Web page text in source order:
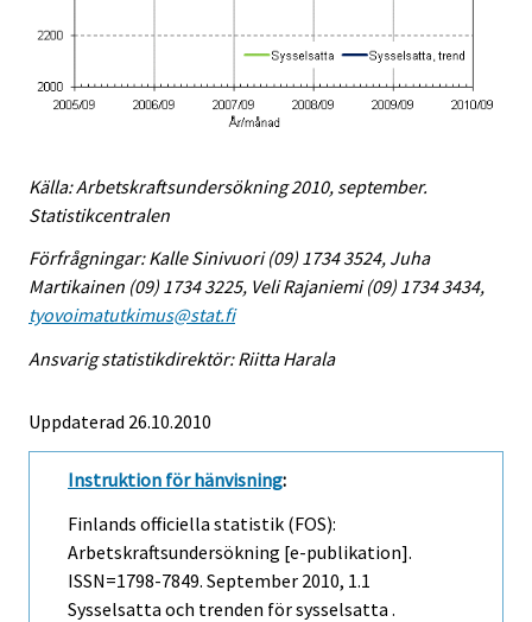
Källa: Arbetskraftsundersökning 2010, september.
Statistikcentralen
Förfrågningar: Kalle Sinivuori (09) 1734 3524, Juha
Martikainen (09) 1734 3225, Veli Rajaniemi (09) 1734 3434,
tyovoimatutkimus@stat.fi
Ansvarig statistikdirektör: Riitta Harala
Uppdaterad 26.10.2010
Instruktion för hänvisning:
Finlands officiella statistik (FOS):
Arbetskraftsundersökning [e-publikation].
ISSN=1798-7849. September 2010, 1.1
Sysselsatta och trenden för sysselsatta .